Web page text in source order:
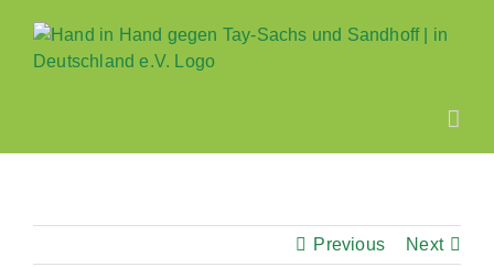
Inhalt
springen
Previous Next